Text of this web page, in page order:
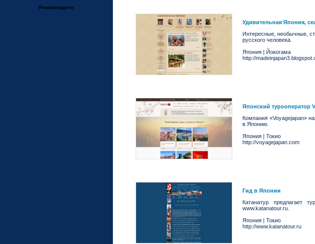
Рекомендуем:
Удивительная Япония,
Интересные, необычные,
русского человека.
Япония | Йокогама
http://
Японский турооператор
Компания «Voyagejapan»
в Японию.
Япония | Токио
http://voyagejapan.com
Гид в Японии
Катанатур предлагает
www.katanatour.ru.
Япония | Токио
http://www.katanatour.ru